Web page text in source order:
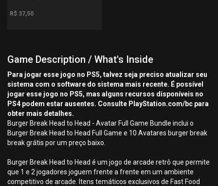
R$ 37,50
Game Description / What's Inside
Para jogar esse jogo no PS5, talvez seja preciso atualizar seu
sistema com o software do sistema mais recente. É possível
jogar esse jogo no PS5, mas alguns recursos disponíveis no
PS4 podem estar ausentes. Consulte PlayStation.com/bc para
obter mais detalhes.
Burger Break Head to Head - Avatar Full Game Bundle inclui o
Burger Break Head to Head Full Game e 10 Avatares burger break
break grátis por um preço baixo.
Burger Break Head to Head é um jogo de arcade retrô que permite
que 1 e 2 jogadores joguem frente a frente em um ambiente
competitivo de arcade. Itens temáticos exclusivos de Fast Food